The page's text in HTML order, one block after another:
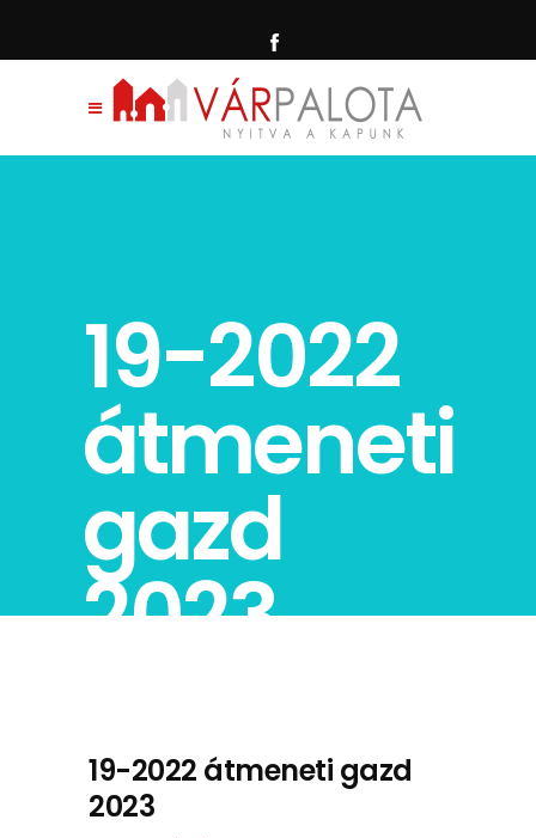
19-2022
átmeneti
gazd
2023
19-2022 átmeneti gazd
2023